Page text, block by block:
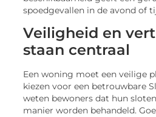
spoedgevallen in de avond of
Veiligheid en
staan centraal
Een woning moet een veilige
kiezen voor een betrouwbare
weten bewoners dat hun
manier worden behandeld.